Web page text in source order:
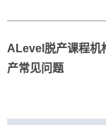
ALevel脱产课程机
产常见问题